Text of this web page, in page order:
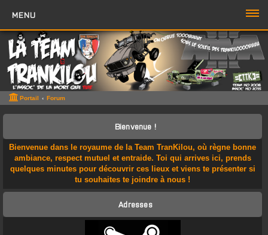
MENU
PORTAIL
FORUM
ZONE TTK
Boutique TTK
TROMBI
ACCÈS RAPIDE
Sujets sans réponse
Portail Forum
Bienvenue !
Bienvenue dans le royaume de la Team TranKilou, où règne bonne
ambiance, respect mutuel et entraide. Toi qui arrives ici, prends
quelques minutes pour découvrir ces lieux et viens te présenter si
tu souhaites te joindre à nous !
Adresses